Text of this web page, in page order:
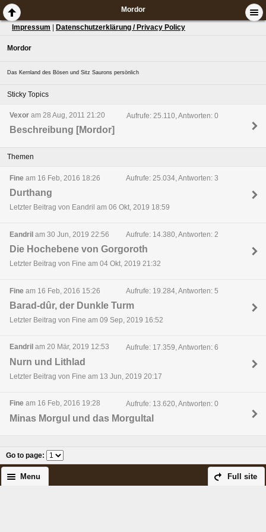
Mordor
Impressum Datenschutzerklärung / Privacy Policy
Mordor
Das Kernland des Bösen und Sitz Saurons persönlich
Sticky Topics
Vexor am 28 Aug, 2011 21:20 Aufrufe: 25.110, Antworten: 0
Beschreibung [Mordor]
Themen
Fine am 16 Feb, 2016 18:26 Aufrufe: 25.034, Antworten: 3
Durthang
Letzter Beitrag von Eandril am 06 Okt, 2019 18:59
Eandril am 30 Jun, 2019 22:56 Aufrufe: 14.380, Antworten: 2
Die Hochebene von Gorgoroth
Letzter Beitrag von Fine am 04 Okt, 2019 21:32
Fine am 16 Feb, 2016 15:26 Aufrufe: 19.284, Antworten: 5
Barad-dûr, der Dunkle Turm
Letzter Beitrag von Fine am 09 Sep, 2019 16:52
Eandril am 20 Mär, 2019 12:53 Aufrufe: 17.359, Antworten: 6
Nurn und Lithlad
Letzter Beitrag von Fine am 13 Jun, 2019 20:17
Fine am 16 Feb, 2016 19:28 Aufrufe: 13.620, Antworten: 0
Minas Morgul und das Morgultal
Go to page:
Full site
Menu